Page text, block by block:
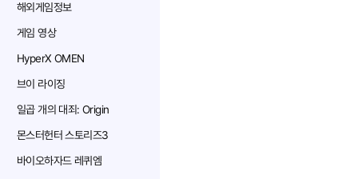
해외게임정보
게임 영상
HyperX OMEN
브이 라이징
일곱 개의 대죄: Origin
몬스터헌터 스토리즈3
바이오하자드 레퀴엠